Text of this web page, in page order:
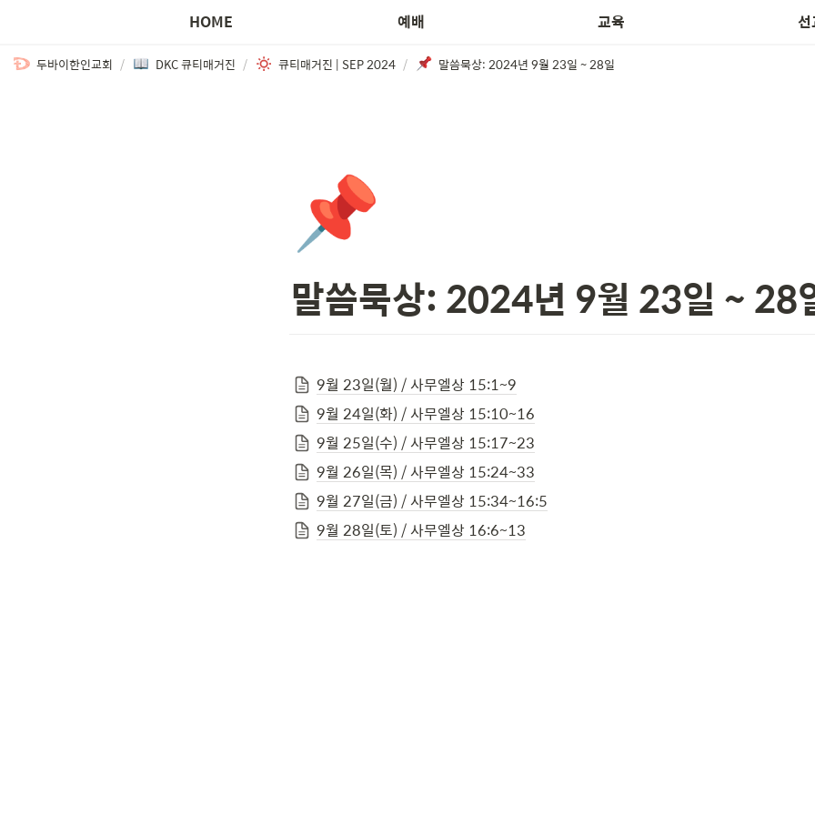
HOME 예배 교육 선
두바이한인교회 / DKC 큐티매거진 / 큐티매거진 | SEP 2024 / 말씀묵상: 2024년 9월 23일 ~ 28일
📌
말씀묵상: 2024년 9월 23일 ~ 28
9월 23일(월) / 사무엘상 15:1~9
9월 24일(화) / 사무엘상 15:10~16
9월 25일(수) / 사무엘상 15:17~23
9월 26일(목) / 사무엘상 15:24~33
9월 27일(금) / 사무엘상 15:34~16:5
9월 28일(토) / 사무엘상 16:6~13